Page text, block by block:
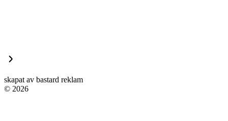
skapat av bastard reklam
© 2026